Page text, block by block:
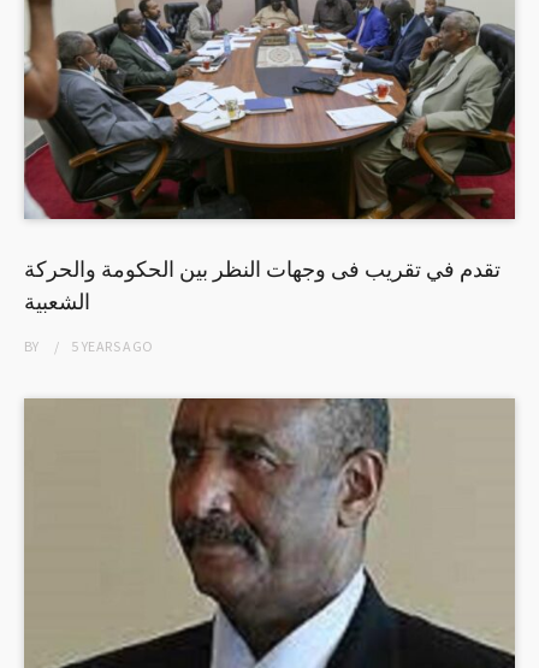
تقدم في تقريب فى وجهات النظر بين الحكومة والحركة
الشعبية
BY 5 YEARSAGO